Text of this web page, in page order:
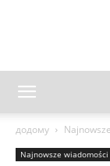
додому
Najnowsze wiadomości